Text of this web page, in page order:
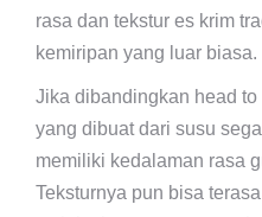
rasa dan tekstur es krim
kemiripan yang luar biasa.
Jika dibandingkan head to
yang dibuat dari susu
memiliki kedalaman rasa
Teksturnya pun bisa